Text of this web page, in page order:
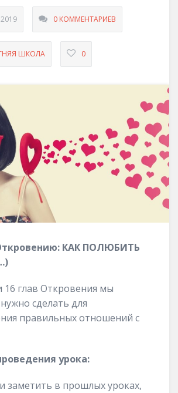
0 КОММЕНТАРИЕВ
ШКОЛА 0
КАК ПОЛЮБИТЬ
16 глав Откровения мы
сделать для
правильных отношений с
урока:
заметить в прошлых уроках,